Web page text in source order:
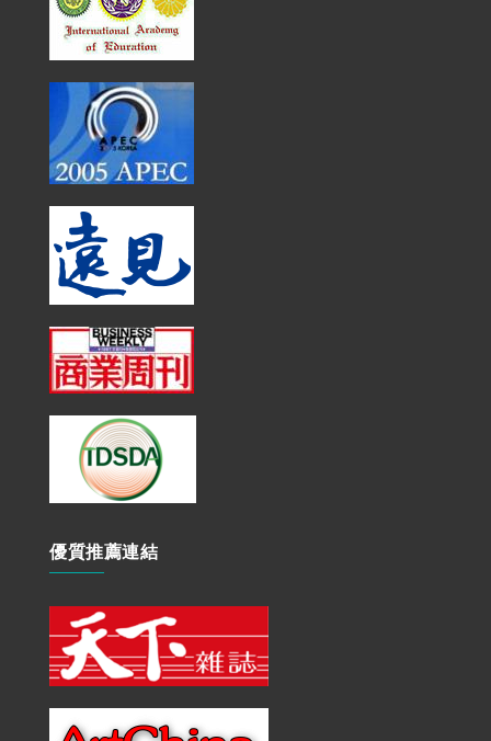
優質推薦連結